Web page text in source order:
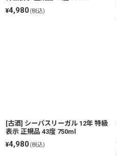
¥4,980(税込)
[古酒] シーバスリーガル 12年 特級
表示 正規品 43度 750ml
¥4,980(税込)